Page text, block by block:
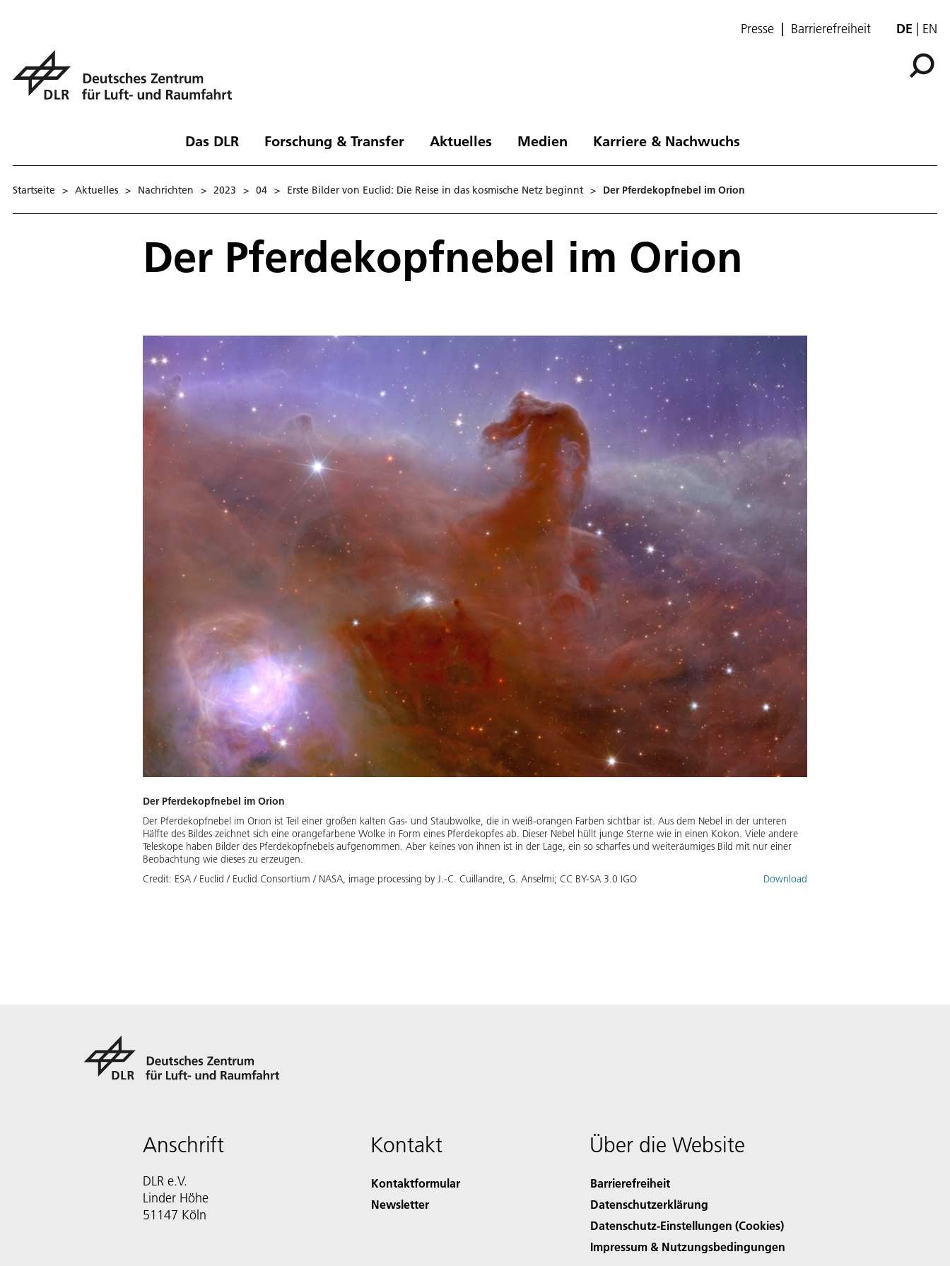
Presse Barrierefreiheit DE EN
Das DLR Forschung & Transfer Aktuelles Medien Karriere & Nachwuchs
Startseite > Aktuelles > Nachrichten > 2023 > 04 > Erste Bilder von Euclid: Die Reise in das kosmische Netz beginnt > Der Pferdekopfnebel im Orion
Der Pferdekopfnebel im Orion
Der Pferdekopfnebel im Orion
Der Pferdekopfnebel im Orion ist Teil einer großen kalten Gas- und Staubwolke, die in weiß-orangen Farben sichtbar ist. Aus dem Nebel in der unteren
Hälfte des Bildes zeichnet sich eine orangefarbene Wolke in Form eines Pferdekopfes ab. Dieser Nebel hüllt junge Sterne wie in einen Kokon. Viele andere
Teleskope haben Bilder des Pferdekopfnebels aufgenommen. Aber keines von ihnen ist in der Lage, ein so scharfes und weiteräumiges Bild mit nur einer
Beobachtung wie dieses zu erzeugen.
Credit: ESA / Euclid / Euclid Consortium / NASA, image processing by J.-C. Cuillandre, G. Anselmi; CC BY-SA 3.0 IGO Download
Anschrift
DLR e.V.
Linder Höhe
51147 Köln
Kontakt
Kontaktformular
Newsletter
Über die Website
Barrierefreiheit
Datenschutzerklärung
Datenschutz-Einstellungen (Cookies)
Impressum & Nutzungsbedingungen